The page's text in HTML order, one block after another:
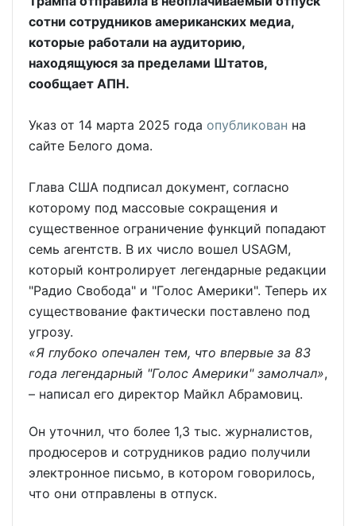
сотни сотрудников американских медиа,
которые работали на аудиторию,
находящуюся за пределами Штатов,
сообщает АПН.
Указ от 14 марта 2025 года опубликован на
сайте Белого дома.
Глава США подписал документ, согласно
которому под массовые сокращения и
существенное ограничение функций попадают
семь агентств. В их число вошел USAGM,
который контролирует легендарные редакции
"Радио Свобода" и "Голос Америки". Теперь их
существование фактически поставлено под
угрозу.
«Я глубоко опечален тем, что впервые за 83
года легендарный "Голос Америки" замолчал»,
– написал его директор Майкл Абрамовиц.
Он уточнил, что более 1,3 тыс. журналистов,
продюсеров и сотрудников радио получили
электронное письмо, в котором говорилось,
что они отправлены в отпуск.